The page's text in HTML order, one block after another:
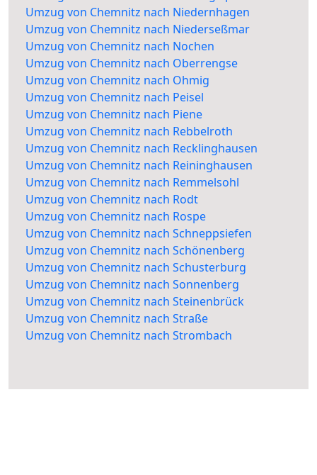
Umzug von Chemnitz nach Niedernhagen
Umzug von Chemnitz nach Niederseßmar
Umzug von Chemnitz nach Nochen
Umzug von Chemnitz nach Oberrengse
Umzug von Chemnitz nach Ohmig
Umzug von Chemnitz nach Peisel
Umzug von Chemnitz nach Piene
Umzug von Chemnitz nach Rebbelroth
Umzug von Chemnitz nach Recklinghausen
Umzug von Chemnitz nach Reininghausen
Umzug von Chemnitz nach Remmelsohl
Umzug von Chemnitz nach Rodt
Umzug von Chemnitz nach Rospe
Umzug von Chemnitz nach Schneppsiefen
Umzug von Chemnitz nach Schönenberg
Umzug von Chemnitz nach Schusterburg
Umzug von Chemnitz nach Sonnenberg
Umzug von Chemnitz nach Steinenbrück
Umzug von Chemnitz nach Straße
Umzug von Chemnitz nach Strombach